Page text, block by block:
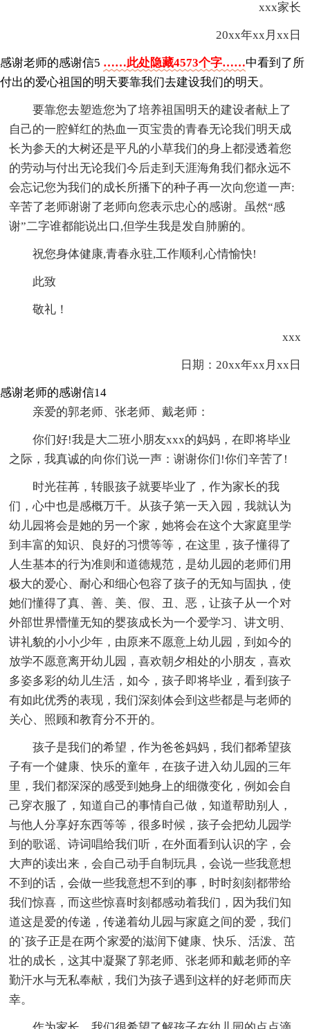
xxx家长
20xx年xx月xx日
感谢老师的感谢信5 ……此处隐藏4573个字……中看到了所
付出的爱心祖国的明天要靠我们去建设我们的明天。
要靠您去塑造您为了培养祖国明天的建设者献上了
自己的一腔鲜红的热血一页宝贵的青春无论我们明天成
长为参天的大树还是平凡的小草我们的身上都浸透着您
的劳动与付出无论我们今后走到天涯海角我们都永远不
会忘记您为我们的成长所播下的种子再一次向您道一声:
辛苦了老师谢谢了老师向您表示忠心的感谢。虽然“感
谢”二字谁都能说出口,但学生我是发自肺腑的。
祝您身体健康,青春永驻,工作顺利,心情愉快!
此致
敬礼！
xxx
日期：20xx年xx月xx日
感谢老师的感谢信14
亲爱的郭老师、张老师、戴老师：
你们好!我是大二班小朋友xxx的妈妈，在即将毕业
之际，我真诚的向你们说一声：谢谢你们!你们辛苦了!
时光荏苒，转眼孩子就要毕业了，作为家长的我
们，心中也是感概万千。从孩子第一天入园，我就认为
幼儿园将会是她的另一个家，她将会在这个大家庭里学
到丰富的知识、良好的习惯等等，在这里，孩子懂得了
人生基本的行为准则和道德规范，是幼儿园的老师们用
极大的爱心、耐心和细心包容了孩子的无知与固执，使
她们懂得了真、善、美、假、丑、恶，让孩子从一个对
外部世界懵懂无知的婴孩成长为一个爱学习、讲文明、
讲礼貌的小小少年，由原来不愿意上幼儿园，到如今的
放学不愿意离开幼儿园，喜欢朝夕相处的小朋友，喜欢
多姿多彩的幼儿生活，如今，孩子即将毕业，看到孩子
有如此优秀的表现，我们深刻体会到这些都是与老师的
关心、照顾和教育分不开的。
孩子是我们的希望，作为爸爸妈妈，我们都希望孩
子有一个健康、快乐的童年，在孩子进入幼儿园的三年
里，我们都深深的感受到她身上的细微变化，例如会自
己穿衣服了，知道自己的事情自己做，知道帮助别人，
与他人分享好东西等等，很多时候，孩子会把幼儿园学
到的歌谣、诗词唱给我们听，在外面看到认识的字，会
大声的读出来，会自己动手自制玩具，会说一些我意想
不到的话，会做一些我意想不到的事，时时刻刻都带给
我们惊喜，而这些惊喜时刻都感动着我们，因为我们知
道这是爱的传递，传递着幼儿园与家庭之间的爱，我们
的`孩子正是在两个家爱的滋润下健康、快乐、活泼、茁
壮的成长，这其中凝聚了郭老师、张老师和戴老师的辛
勤汗水与无私奉献，我们为孩子遇到这样的好老师而庆
幸。